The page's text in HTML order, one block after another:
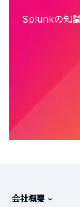
Splunkの知
会社概要